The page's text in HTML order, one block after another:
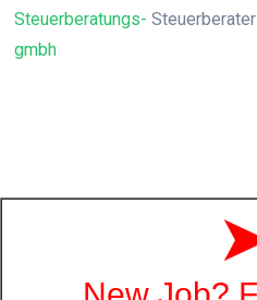
Steuerberatungs-
gmbh
Steuerberater